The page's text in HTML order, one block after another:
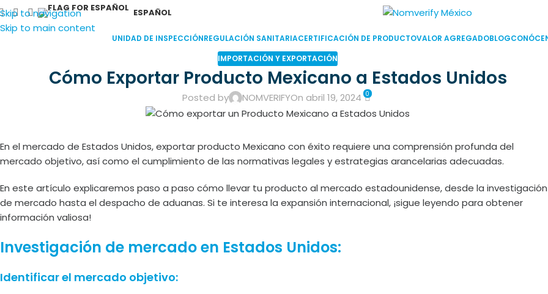
Skip to navigation
Skip to main content
ESPAÑOL
UNIDAD DE INSPECCIÓNREGULACIÓN SANITARIACERTIFICACIÓN DE PRODUCTOVALOR AGREGADOBLOG
IMPORTACIÓN Y EXPORTACIÓN
Cómo Exportar Producto Mexicano a Estados Unidos
Posted by NOMVERIFYOn abril 19, 2024 0
En el mercado de Estados Unidos, exportar producto Mexicano con éxito requiere una comprensión profunda del
mercado objetivo, así como el cumplimiento de las normativas legales y estrategias arancelarias adecuadas.
En este artículo explicaremos paso a paso cómo llevar tu producto al mercado estadounidense, desde la investigación
de mercado hasta el despacho de aduanas. Si te interesa la expansión internacional, ¡sigue leyendo para obtener
información valiosa!
Investigación de mercado en Estados Unidos:
Identificar el mercado objetivo: